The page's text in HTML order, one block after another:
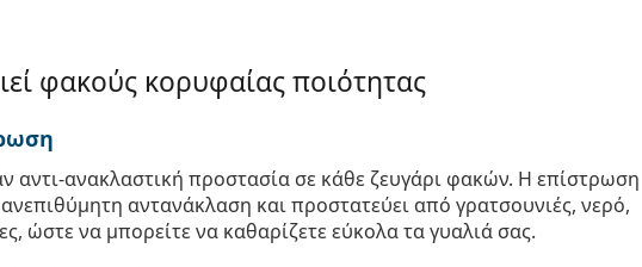
φακούς κορυφαίας ποιότητας
αντι-ανακλαστική προστασία σε κάθε ζευγάρι φακών. Η επίστρωση
αντανάκλαση και προστατεύει από γρατσουνιές, νερό,
ώστε να μπορείτε να καθαρίζετε εύκολα τα γυαλιά σας.